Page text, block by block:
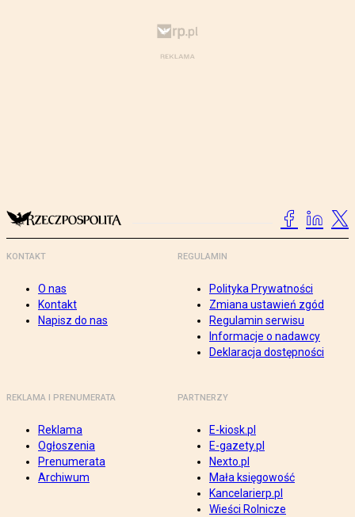
KONTAKT
O nas
Kontakt
Napisz do nas
REGULAMIN
Polityka Prywatności
Zmiana ustawień zgód
Regulamin serwisu
Informacje o nadawcy
Deklaracja dostępności
REKLAMA I PRENUMERATA
Reklama
Ogłoszenia
Prenumerata
Archiwum
PARTNERZY
E-kiosk.pl
E-gazety.pl
Nexto.pl
Mała księgowość
Kancelarierp.pl
Wieści Rolnicze